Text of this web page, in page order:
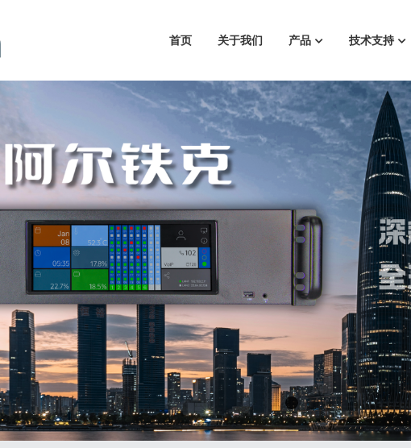
首页 关于我们 产品 技术支持